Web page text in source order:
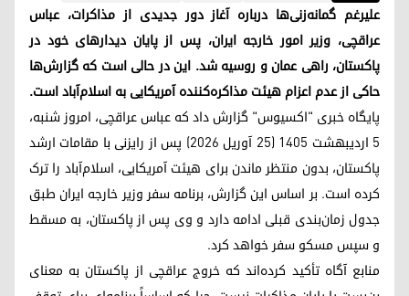
علیرغم گمانه‌زنی‌ها درباره آغاز دور جدیدی از مذاکرات، عباس
عراقچی، وزیر امور خارجه ایران، پس از پایان دیدارهای خود در
پاکستان، راهی عمان و روسیه شد. این در حالی است که گزارش‌ها
حاکی از عدم اعزام هیئت مذاکره‌کننده آمریکایی به اسلام‌آباد است.
پایگاه خبری "اکسیوس" گزارش داد که عباس عراقچی، امروز شنبه،
۵ اردیبهشت ۱۴۰۵ (۲۵ آوریل ۲۰۲۶) پس از رایزنی با مقامات ارشد
پاکستان، بدون منتظر ماندن برای هیئت آمریکایی، اسلام‌آباد را ترک
کرده است. بر اساس این گزارش، برنامه سفر وزیر خارجه ایران طبق
جدول زمان‌بندی قبلی ادامه دارد و وی پس از پاکستان، به مسقط
و سپس مسکو سفر خواهد کرد.
منابع آگاه تأکید کرده‌اند که خروج عراقچی از پاکستان به معنای